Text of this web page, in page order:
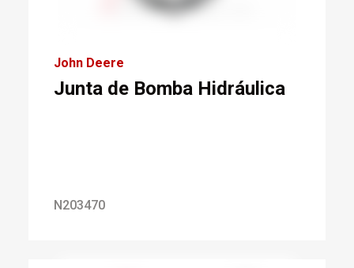
John Deere
Junta de Bomba Hidráulica
N203470